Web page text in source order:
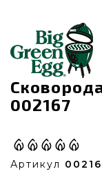
002167
Артикул